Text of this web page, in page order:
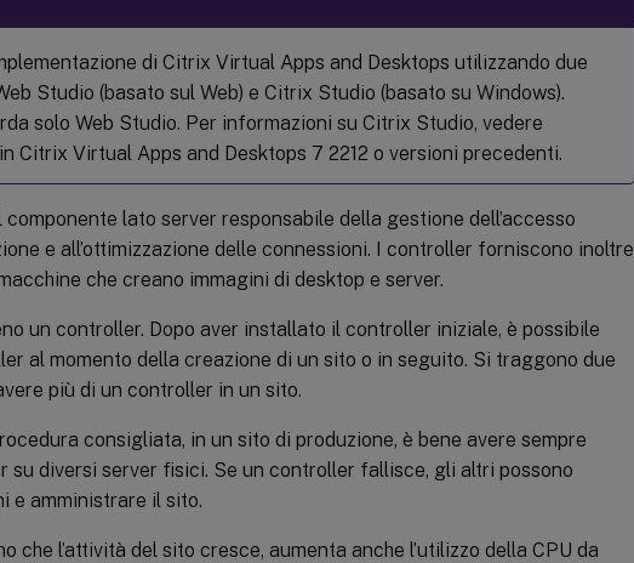
di Citrix Virtual Apps and Desktops utilizzando due
Studio (basato sul Web) e Citrix Studio (basato su Windows).
solo Web Studio. Per informazioni su Citrix Studio, vedere
Citrix Virtual Apps and Desktops 7 2212 o versioni precedenti.
lato server responsabile della gestione dell’accesso
e all’ottimizzazione delle connessioni. I controller forniscono inoltre
che creano immagini di desktop e server.
un controller. Dopo aver installato il controller iniziale, è possibile
al momento della creazione di un sito o in seguito. Si traggono due
più di un controller in un sito.
consigliata, in un sito di produzione, è bene avere sempre
su diversi server fisici. Se un controller fallisce, gli altri possono
e amministrare il sito.
che l’attività del sito cresce, aumenta anche l’utilizzo della CPU da